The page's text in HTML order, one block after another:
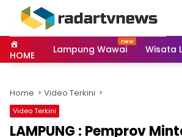
HOME Lampung Wawai Wisata
Home Video Terkini
Video Terkini
LAMPUNG : Pemprov